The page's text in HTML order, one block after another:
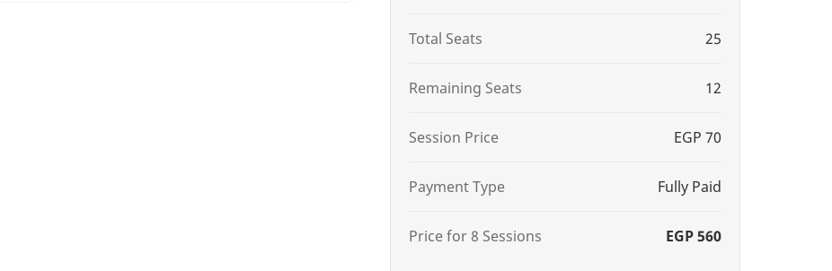
Total Seats 25
Remaining Seats 12
Session Price EGP 70
Payment Type Fully Paid
Price for 8 Sessions EGP 560